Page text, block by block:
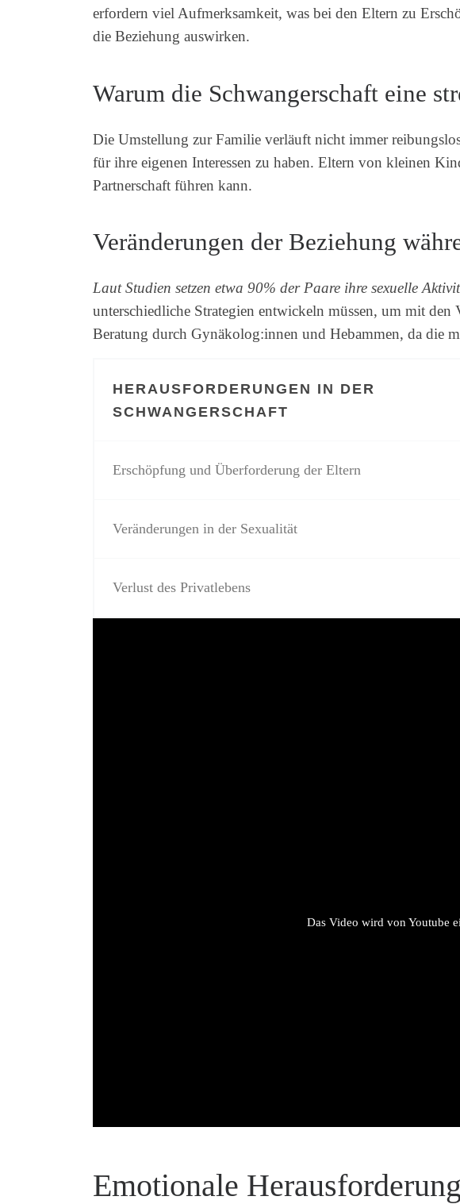
erfordern viel Aufmerksamkeit, was bei den Eltern zu
die Beziehung auswirken.
Warum die Schwangerschaft eine
Die Umstellung zur Familie verläuft nicht immer
für ihre eigenen Interessen zu haben. Eltern von kleinen
Partnerschaft führen kann.
Veränderungen der Beziehung
Laut Studien setzen etwa 90% der Paare ihre sexuelle
unterschiedliche Strategien entwickeln müssen, um mit
Beratung durch Gynäkolog:innen und Hebammen, da die
HERAUSFORDERUNGEN IN DER
SCHWANGERSCHAFT
Erschöpfung und Überforderung der Eltern
Veränderungen in der Sexualität
Verlust des Privatlebens
Das Video wird von Youtube
Emotionale